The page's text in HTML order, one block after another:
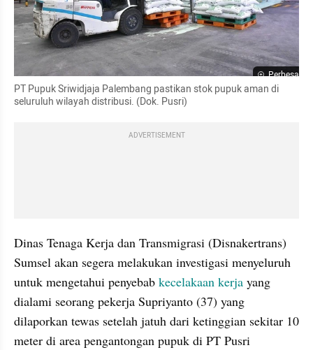
Perbesar
PT Pupuk Sriwidjaja Palembang pastikan stok pupuk aman di
seluruluh wilayah distribusi. (Dok. Pusri)
ADVERTISEMENT
Dinas Tenaga Kerja dan Transmigrasi (Disnakertrans)
Sumsel akan segera melakukan investigasi menyeluruh
untuk mengetahui penyebab kecelakaan kerja yang
dialami seorang pekerja Supriyanto (37) yang
dilaporkan tewas setelah jatuh dari ketinggian sekitar 10
meter di area pengantongan pupuk di PT Pusri